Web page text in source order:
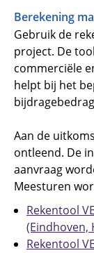
Berekening
Gebruik de
project. De
commerciële
helpt bij het
Aan de
ontleend. De
aanvraag
Meesturen
Rekentool
(Eindhoven,
Rekentool